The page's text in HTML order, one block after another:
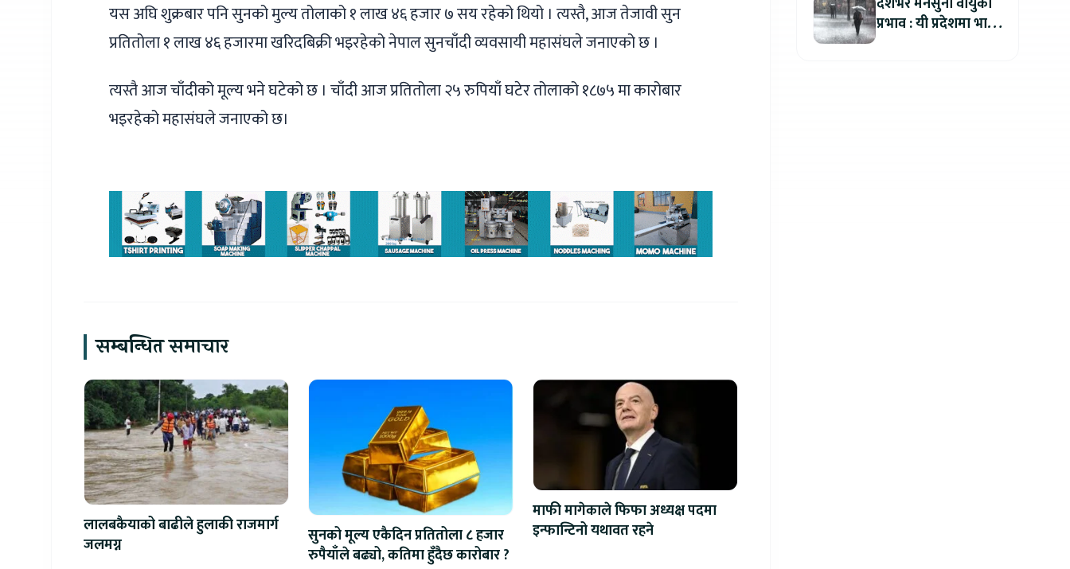
यस अघि शुक्रबार पनि सुनको मुल्य तोलाको १ लाख ४६ हजार ७ सय रहेको थियो । त्यस्तै, आज तेजावी सुन
प्रतितोला १ लाख ४६ हजारमा खरिदबिक्री भइरहेको नेपाल सुनचाँदी व्यवसायी महासंघले जनाएको छ ।
त्यस्तै आज चाँदीको मूल्य भने घटेको छ । चाँदी आज प्रतितोला २५ रुपियाँ घटेर तोलाको १८७५ मा कारोबार
भइरहेको महासंघले जनाएको छ।
सम्बन्धित समाचार
लालबकैयाको बाढीले हुलाकी राजमार्ग
जलमग्न
सुनको मूल्य एकैदिन प्रतितोला ८ हजार
रुपैयाँले बढ्यो, कतिमा हुँदैछ कारोबार ?
माफी मागेकाले फिफा अध्यक्ष पदमा
इन्फान्टिनो यथावत रहने
प्रभाव : यी प्रदेशमा भारी